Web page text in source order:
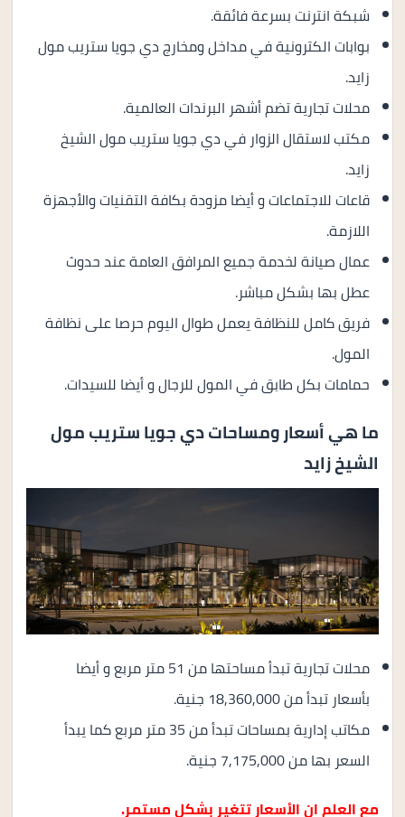
شبكة انترنت بسرعة فائقة.
بوابات الكترونية في مداخل ومخارج دي جويا ستريب مول
زايد.
محلات تجارية تضم أشهر البرندات العالمية.
مكتب لاستقال الزوار في دي جويا ستريب مول الشيخ
زايد.
قاعات للاجتماعات و أيضا مزودة بكافة التقنيات والأجهزة
اللازمة.
عمال صيانة لخدمة جميع المرافق العامة عند حدوث
عطل بها بشكل مباشر.
فريق كامل للنظافة يعمل طوال اليوم حرصا على نظافة
المول.
حمامات بكل طابق في المول للرجال و أيضا للسيدات.
ما هي أسعار ومساحات دي جويا ستريب مول
الشيخ زايد
محلات تجارية تبدأ مساحتها من 51 متر مربع و أيضا
بأسعار تبدأ من 18,360,000 جنية.
مكاتب إدارية بمساحات تبدأ من 35 متر مربع كما يبدأ
السعر بها من 7,175,000 جنية.
مع العلم ان الأسعار تتغير بشكل مستمر.